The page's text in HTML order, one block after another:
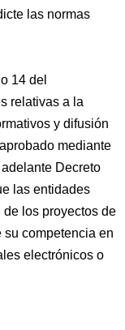
las normas
14 del
relativas a la
y difusión
mediante
Decreto
las entidades
los proyectos de
su competencia en
electrónicos o